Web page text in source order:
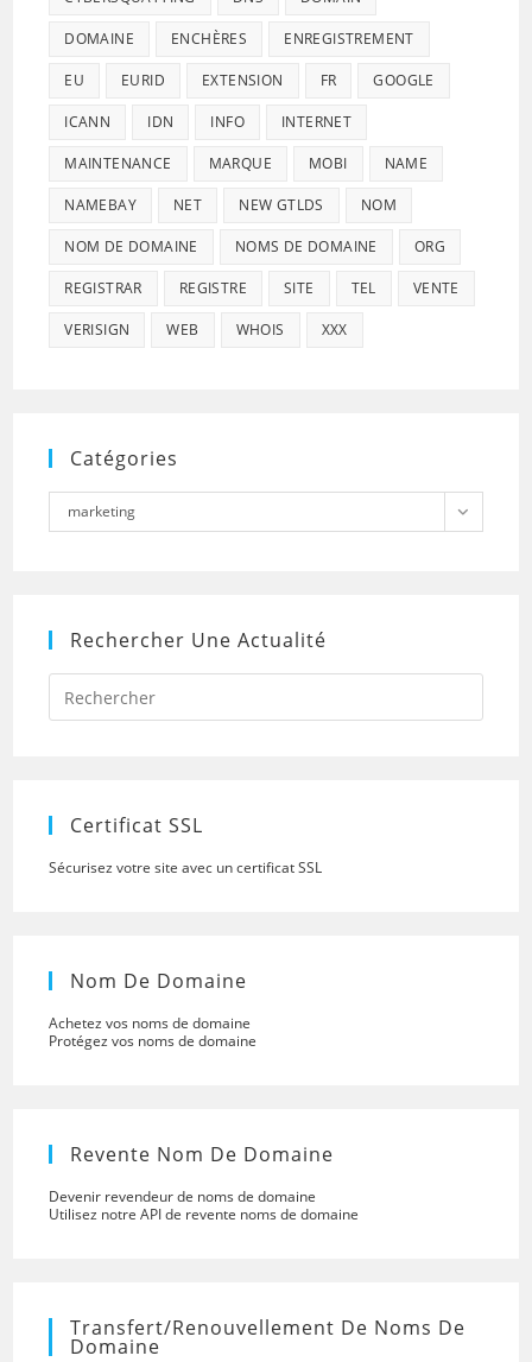
DOMAINE ENCHÈRES ENREGISTREMENT
EU EURID EXTENSION FR GOOGLE
ICANN IDN INFO INTERNET
MAINTENANCE MARQUE MOBI NAME
NAMEBAY NET NEW GTLDS NOM
NOM DE DOMAINE NOMS DE DOMAINE ORG
REGISTRAR REGISTRE SITE TEL VENTE
VERISIGN WEB WHOIS XXX
Catégories
Catégories
marketing
Rechercher Une Actualité
Press
to
Certificat SSL
Sécurisez votre site avec un certificat SSL
Nom De Domaine
Achetez vos noms de domaine
Protégez vos noms de domaine
Revente Nom De Domaine
Devenir revendeur de noms de domaine
Utilisez notre API de revente noms de domaine
Transfert/renouvellement De Noms De
Domaine